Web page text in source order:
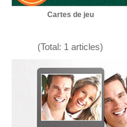
Cartes de jeu
(Total: 1 articles)